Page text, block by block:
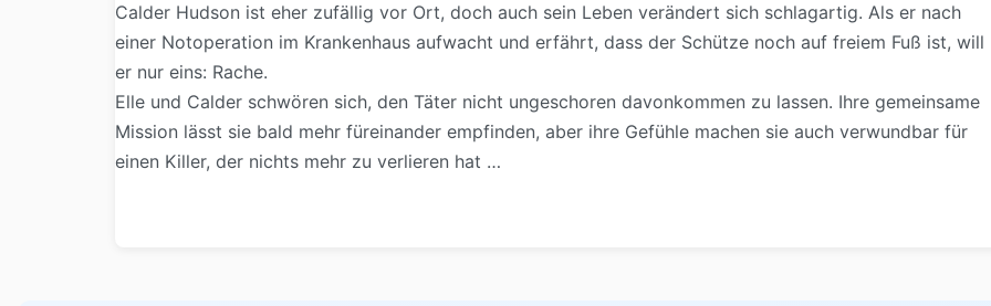
Calder Hudson ist eher zufällig vor Ort, doch auch sein Leben verändert sich schlagartig. Als er nach
einer Notoperation im Krankenhaus aufwacht und erfährt, dass der Schütze noch auf freiem Fuß ist, will
er nur eins: Rache.
Elle und Calder schwören sich, den Täter nicht ungeschoren davonkommen zu lassen. Ihre gemeinsame
Mission lässt sie bald mehr füreinander empfinden, aber ihre Gefühle machen sie auch verwundbar für
einen Killer, der nichts mehr zu verlieren hat …